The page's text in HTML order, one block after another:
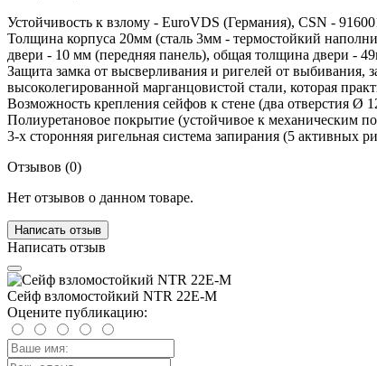
Устойчивость к взлому - EuroVDS (Германия), CSN -
Толщина корпуса 20мм (сталь 3мм - термостойкий
двери - 10 мм (передняя панель), общая толщина двери -
Защита замка от высверливания и ригелей от выбивания,
высоколегированной марганцовистой стали, которая
Возможность крепления сейфов к стене (два отверстия Ø
Полиуретановое покрытие (устойчивое к механическим
3-х сторонняя ригельная система запирания (5 активных
Отзывов (0)
Нет отзывов о данном товаре.
Написать отзыв
Написать отзыв
Сейф взломостойкий NTR 22Е-М
Оцените публикацию: